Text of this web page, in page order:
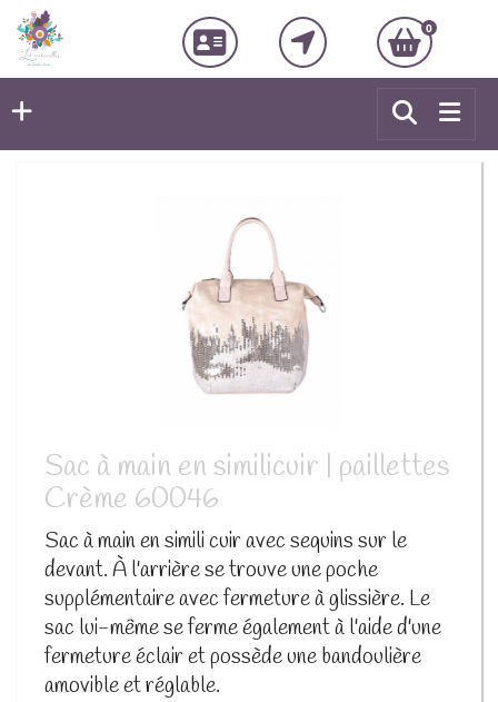
0
Sac à main en similicuir | paillettes
Crème 60046
Sac à main en simili cuir avec sequins sur le
devant. À l'arrière se trouve une poche
supplémentaire avec fermeture à glissière. Le
sac lui-même se ferme également à l'aide d'une
fermeture éclair et possède une bandoulière
amovible et réglable.